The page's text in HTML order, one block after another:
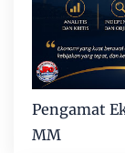
Pengamat
MM